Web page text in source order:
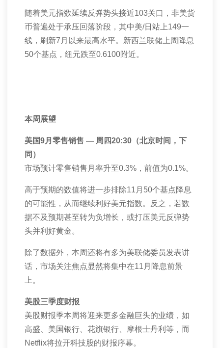
随着美元指数延续反弹势头接近103关口，非美货
币普遍处于承压回落阶段，其中美/日站上149一
线，刷新7 月以来最高水平。新西兰联储上周降息
50个基点，纽元跌至0.6100附近。
本周展望
美国9月零售销售 — 周四20:30 （北京时间，下
同）
市场预计零售销售月率升至0.3% ，前值为0.1%。
高于预期的数值将进一步排除11 月 50个基点降息
的可能性，从而继续利好美元指数。反之，若数
据不及预期甚至转为负增长，或打压美元反弹势
头并利好黄金。
除了数据外，本周还将有多为美联储委员发表讲
话，市场关注焦点显然将集中在11 月降息前景
上。
美股三季度财报
美股财报季本周将迎来更多金融巨头的业绩，如
高盛、美国银行、花旗银行、摩根士丹利等，而
Netflix将拉开科技股的财报序幕。